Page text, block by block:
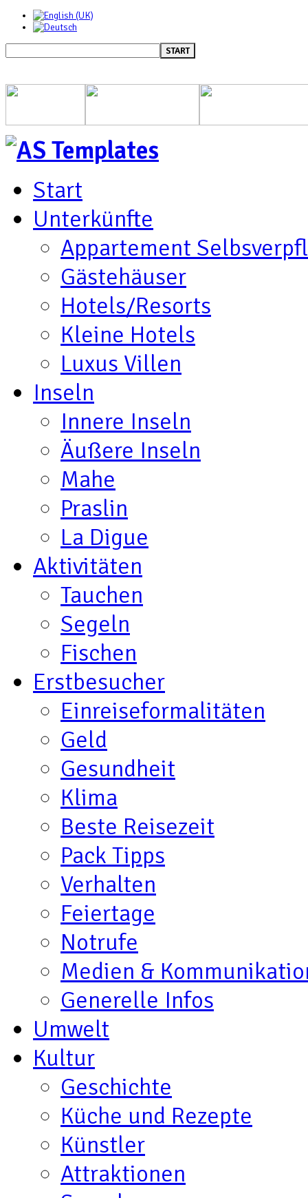
START
Start
Unterkünfte
Appartement
Gästehäuser
Hotels/Resorts
Kleine Hotels
Luxus Villen
Inseln
Innere Inseln
Äußere Inseln
Mahe
Praslin
La Digue
Aktivitäten
Tauchen
Segeln
Fischen
Erstbesucher
Einreiseformalitäten
Geld
Gesundheit
Klima
Beste Reisezeit
Pack Tipps
Verhalten
Feiertage
Notrufe
Medien &
Generelle Infos
Umwelt
Kultur
Geschichte
Küche und Rezepte
Künstler
Attraktionen